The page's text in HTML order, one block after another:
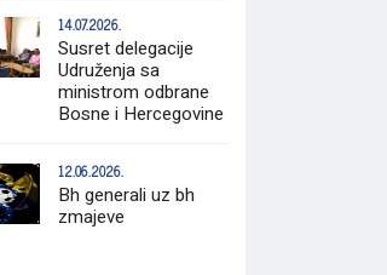
14.07.2026.
Susret delegacije
Udruženja sa
ministrom odbrane
Bosne i Hercegovine
12.06.2026.
Bh generali uz bh
zmajeve